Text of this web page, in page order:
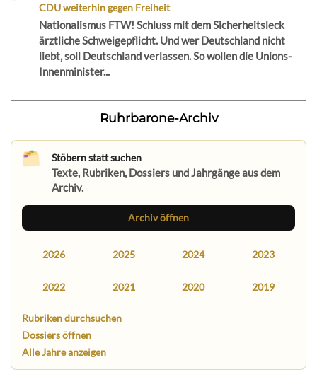
CDU weiterhin gegen Freiheit
Nationalismus FTW! Schluss mit dem Sicherheitsleck
ärztliche Schweigepflicht. Und wer Deutschland nicht
liebt, soll Deutschland verlassen. So wollen die Unions-
Innenminister...
Ruhrbarone-Archiv
Stöbern statt suchen
Texte, Rubriken, Dossiers und Jahrgänge aus dem
Archiv.
Archiv öffnen
2026 2025 2024 2023
2022 2021 2020 2019
Rubriken durchsuchen
Dossiers öffnen
Alle Jahre anzeigen